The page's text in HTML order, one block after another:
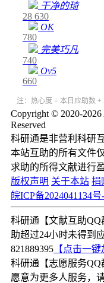
干净的琦
28 630
OK
780
完美巧凡
740
Ov5
660
注：热心度 = 本日应助数
Copyright © 2020-
Reserved
科研通是非营利科研
本站互助的所有文件
求助的所得文献进行
版权声明 关于本站 捐
皖ICP备2024041134号
科研通【文献互助
助超过24小时未得到
821889395 【点击一键
科研通【志愿服务
愿意为更多人服务，